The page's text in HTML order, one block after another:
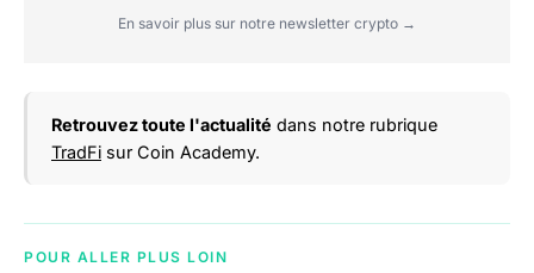
En savoir plus sur notre newsletter crypto →
Retrouvez toute l'actualité dans notre rubrique
TradFi sur Coin Academy.
POUR ALLER PLUS LOIN